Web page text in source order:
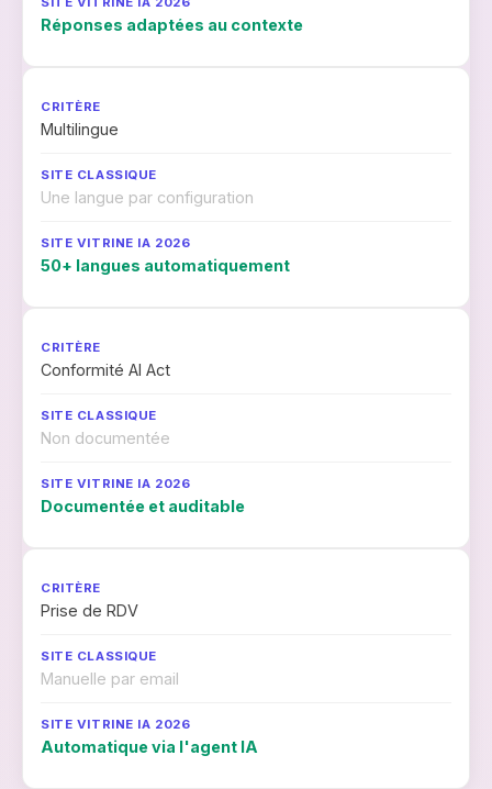
Réponses adaptées au contexte
Multilingue
Une langue par configuration
50+ langues automatiquement
Conformité AI Act
Non documentée
Documentée et auditable
Prise de RDV
Manuelle par email
Automatique via l'agent IA